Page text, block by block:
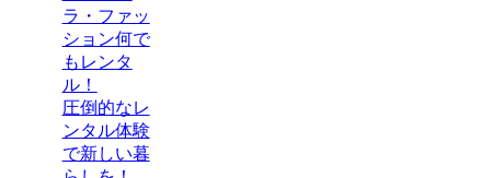
ラ・ファッ
ション何で
もレンタ
ル！
圧倒的なレ
ンタル体験
で新しい暮